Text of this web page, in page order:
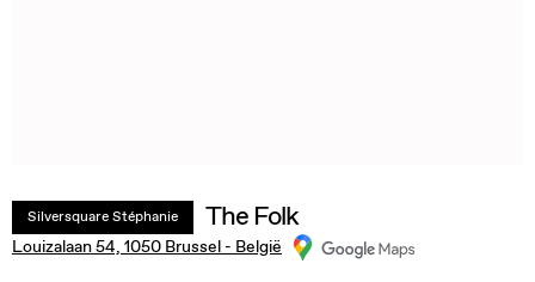
Silversquare Stéphanie The Folk
Louizalaan 54, 1050 Brussel - België